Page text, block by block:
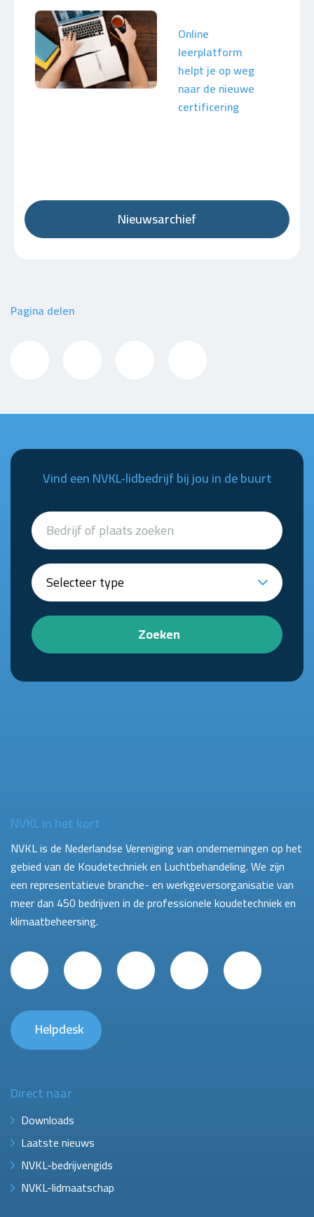
Online
leerplatform
helpt je op weg
naar de nieuwe
certificering
Nieuwsarchief
Pagina delen
Vind een NVKL-lidbedrijf bij jou in de buurt
Zoeken
NVKL in het kort
NVKL is de Nederlandse Vereniging van ondernemingen op het
gebied van de Koudetechniek en Luchtbehandeling. We zijn
een representatieve branche- en werkgeversorganisatie van
meer dan 450 bedrijven in de professionele koudetechniek en
klimaatbeheersing.
Helpdesk
Direct naar
Downloads
Laatste nieuws
NVKL-bedrijvengids
NVKL-lidmaatschap